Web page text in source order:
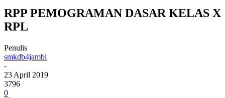
RPP PEMOGRAMAN DASAR KELAS X
RPL
Penulis
smkdb4jambi
-
23 April 2019
3796
0